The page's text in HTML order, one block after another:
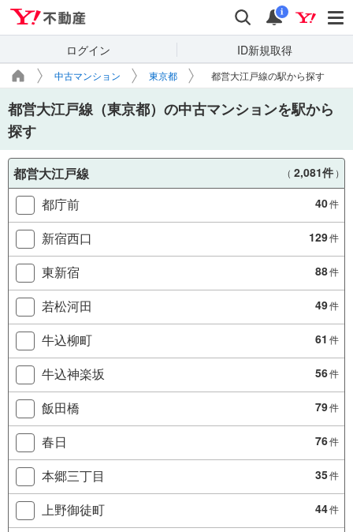
検索 通知
i
ログイン ID新規取得
中古マンション 東京都 都営大江戸線の駅から探す
都営大江戸線（東京都）の中古マンションを駅から
探す
都営大江戸線 （ 2,081件 ）
都庁前 40件
新宿西口 129件
東新宿 88件
若松河田 49件
牛込柳町 61 件
牛込神楽坂 56件
飯田橋 79件
春日 76件
本郷三丁目 35件
上野御徒町 44件